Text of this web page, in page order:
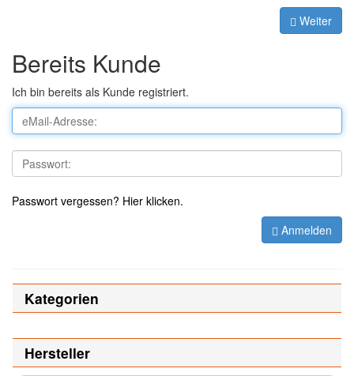
Weiter
Bereits Kunde
Ich bin bereits als Kunde registriert.
Passwort vergessen? Hier klicken.
Anmelden
Kategorien
Hersteller